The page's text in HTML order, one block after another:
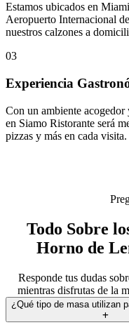
Estamos ubicados en
Aeropuerto Internacional
nuestros calzones a
03
Experiencia
Con un ambiente
en Siamo Ristorante será
pizzas y más en cada visita.
Todo Sobre
Horno de
Responde tus dudas
mientras disfrutas de la
¿Qué tipo de masa utilizan